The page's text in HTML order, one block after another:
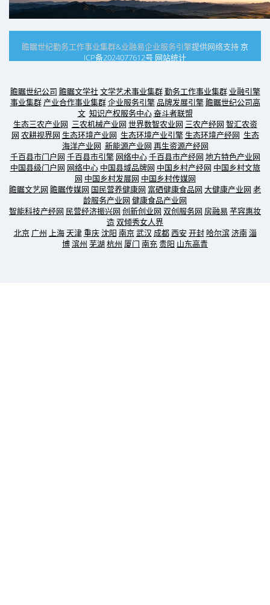
瞻瞩世纪勤务工作事业集群&业融易企业服务引擎提供网络支持京
ICP备2024077612号 网站统计
瞻瞩世纪公司 瞻瞩文学社文学艺术事业集群勤务工作事业集群 业融引擎
事业集群 产业合作事业集群企业服务引擎 品牌发展引擎 瞻瞩世纪公司高
文 知识产权服务中心奋斗者联盟
生态三农产业网 三农机械产业网 世界数智农业网 三农产经网 智汇农资
网 农耕视界网 生态环境产业网 生态环境产业引擎生态环境产经网 生态
海洋产业网 新能源产业网 再生资源产经网
千百县市门户网 千百县市引擎 网络中心千百县市产经网 地方特色产业网
中国县级门户网 网络中心 中国县域品牌网 中国乡村产经网 中国乡村文旅
网 中国乡村发展网 中国乡村传媒网
瞻瞩文艺网 瞻瞩传媒网 国民营养健康网 富硒健康食品网 大健康产业网 老
龄服务产业网 健康食品产业网
智能科技产经网 民营经济振兴网 创新创业网 双创服务网 房融易 芊容惠妆
造双倾秀女人界
北京 广州 上海天津重庆沈阳 南京武汉 成都西安开封 哈尔滨济南淄
博滨州 芜湖 杭州 厦门 南充贵阳 山东高青